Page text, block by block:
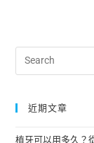
近期文章
植牙可以用多久？